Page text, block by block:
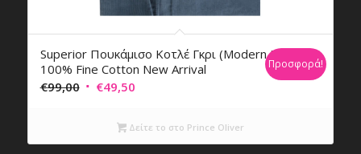
Superior Πουκάμισο Κοτλέ Γκρι (Modern Fit)
100% Fine Cotton New Arrival
€99,00 Original
€99,00.
€49,50Η
τιμή
είναι:
Προσφορά!
Δείτε το στο Prince Oliver